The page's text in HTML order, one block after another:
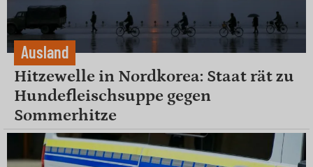
Ausland
Hitzewelle in Nordkorea: Staat rät zu
Hundefleischsuppe gegen
Sommerhitze